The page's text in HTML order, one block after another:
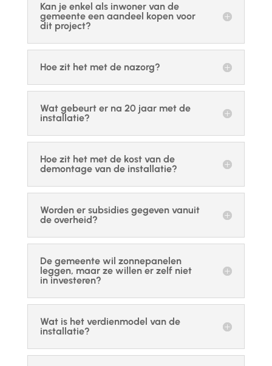
Kan je enkel als inwoner van de
gemeente een aandeel kopen voor
dit project?
Hoe zit het met de nazorg?
Wat gebeurt er na 20 jaar met de
installatie?
Hoe zit het met de kost van de
demontage van de installatie?
Worden er subsidies gegeven vanuit
de overheid?
De gemeente wil zonnepanelen
leggen, maar ze willen er zelf niet
in investeren?
Wat is het verdienmodel van de
installatie?